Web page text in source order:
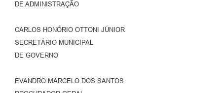
DE ADMINISTRAÇÃO
CARLOS HONÓRIO OTTONI JÚNIOR
SECRETÁRIO MUNICIPAL
DE GOVERNO
EVANDRO MARCELO DOS SANTOS